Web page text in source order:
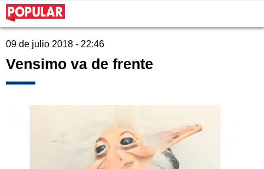
09 de julio 2018 - 22:46
Vensimo va de frente